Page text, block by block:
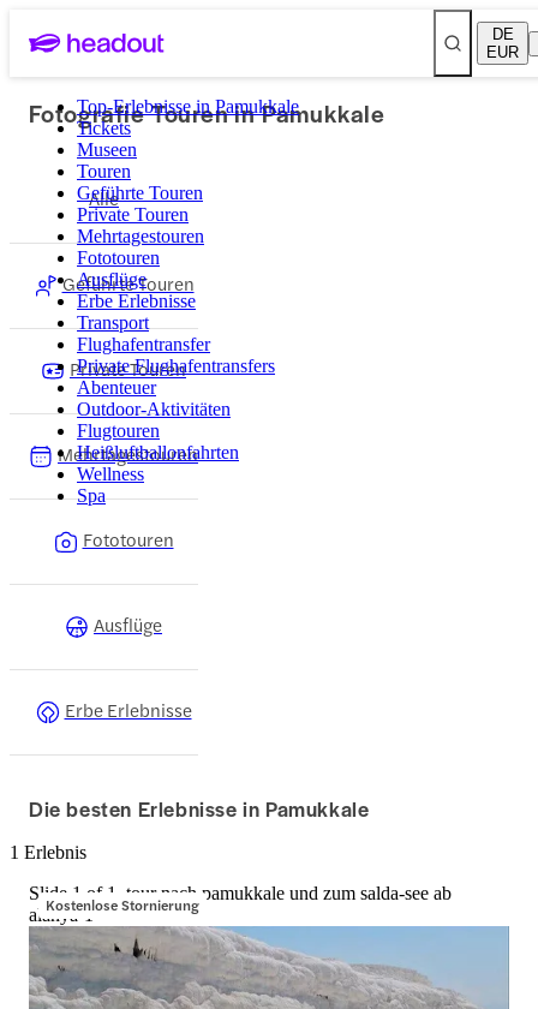
DE
EUR
Top-Erlebnisse in Pamukkale
Tickets
Museen
Touren
Geführte Touren
Private Touren
Mehrtagestouren
Fototouren
Ausflüge
Erbe Erlebnisse
Transport
Flughafentransfer
Private Flughafentransfers
Abenteuer
Outdoor-Aktivitäten
Flugtouren
Heißluftballonfahrten
Wellness
Spa
Fotografie Touren in Pamukkale
Alle
Geführte Touren
Private Touren
Mehrtagestouren
Fototouren
Ausflüge
Erbe Erlebnisse
Die besten Erlebnisse in Pamukkale
1 Erlebnis
Kostenlose Stornierung
Slide 1 of 1, tour nach pamukkale und zum salda-see ab
alanya-1